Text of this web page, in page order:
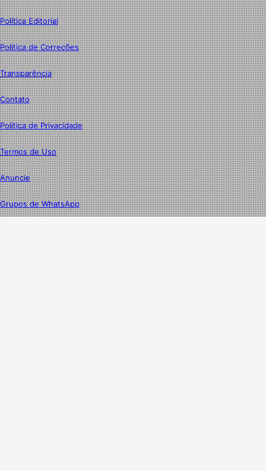
Política Editorial
Política de Correções
Transparência
Contato
Política de Privacidade
Termos de Uso
Anuncie
Grupos de WhatsApp